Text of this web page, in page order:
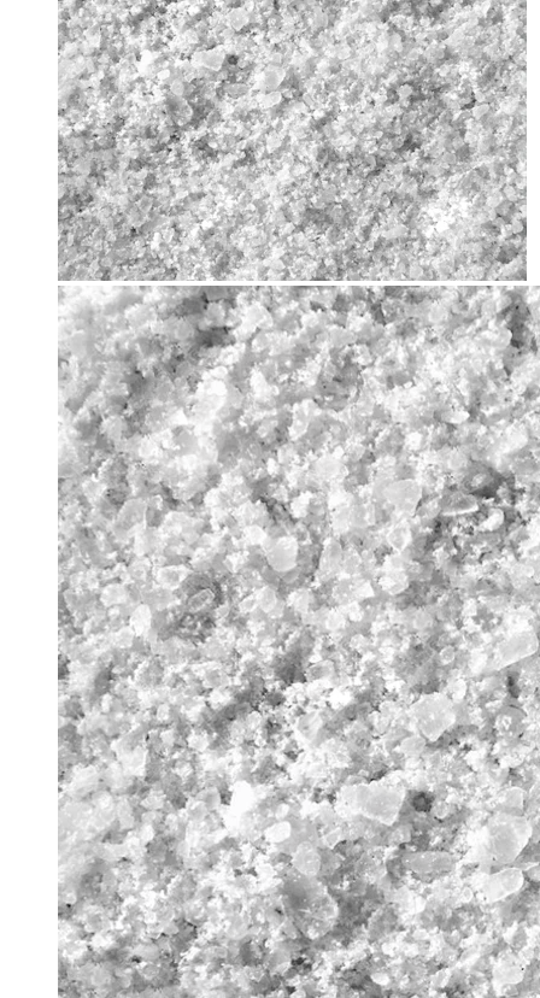
Bodymod Premium
Bodymod Trend